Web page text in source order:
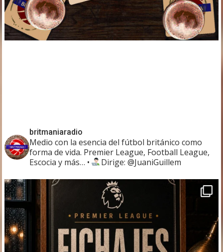
britmaniaradio
Medio con la esencia del fútbol británico como
forma de vida. Premier League, Football League,
Escocia y más… • Dirige: @JuaniGuillem